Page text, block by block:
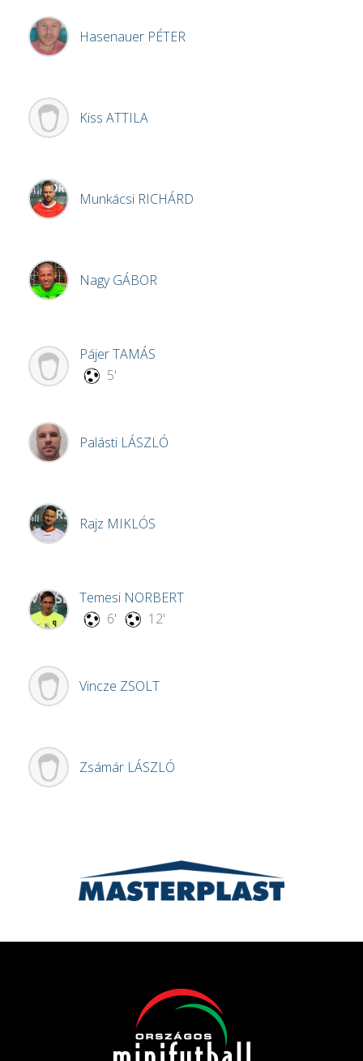
Hasenauer PÉTER
Kiss ATTILA
Munkácsi RICHÁRD
NagyGÁBOR
PájerTAMÁS
5'
Palásti LÁSZLÓ
Rajz MIKLÓS
Temesi NORBERT
6'
12'
Vincze ZSOLT
Zsámár LÁSZLÓ